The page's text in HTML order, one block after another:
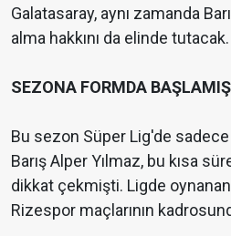
Galatasaray, aynı zamanda
alma hakkını da elinde tutacak.
SEZONA FORMDA
Bu sezon Süper Lig'de
Barış Alper Yılmaz, bu kısa
dikkat çekmişti. Ligde
Rizespor maçlarının